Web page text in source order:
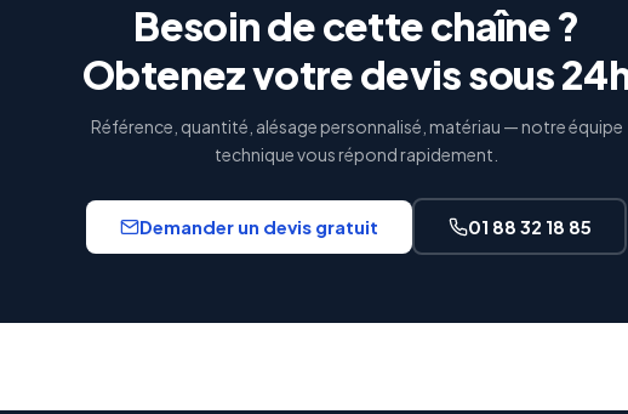
Besoin de cette chaîne ?
Obtenez votre devis sous
Référence, quantité, alésage personnalisé, matériau — notre équipe
technique vous répond rapidement.
Demander un devis gratuit 01 88 32 18 85